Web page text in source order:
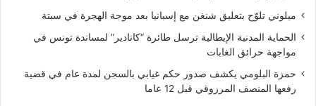
ميلوني تلوّح بتعليق شنغن مع إسبانيا بعد موجة الهجرة في سبتة
الحماية المدنية الإيطالية ترسل طائرة “كانادير” لمساندة تونس في
مواجهة حرائق الغابات
حمزة البلومي يكشف صدور حكم غيابي بالسجن لمدة عام في قضية
رفعها المنصف المرزوقي قبل 12 عاما